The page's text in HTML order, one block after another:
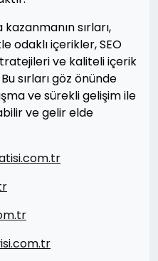
sırları,
odaklı içerikler, SEO
ve kaliteli içerik
sırları göz önünde
ve sürekli gelişim ile
ve gelir elde